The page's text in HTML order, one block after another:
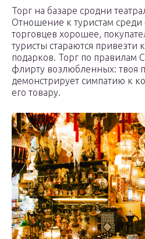
Торг на базаре сродни
Отношение к туристам среди
торговцев хорошее,
туристы стараются привезти
подарков. Торг по правилам
флирту возлюбленных: твоя
демонстрирует симпатию к
его товару.